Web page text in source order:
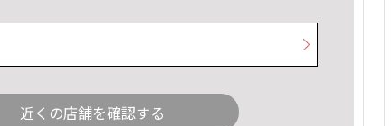
近くの店舗を確認する